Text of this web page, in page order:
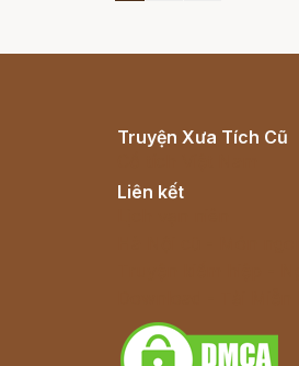
Truyện Xưa Tích Cũ
Liên kết